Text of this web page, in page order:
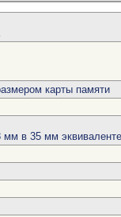
карты памяти
мм в 35 мм